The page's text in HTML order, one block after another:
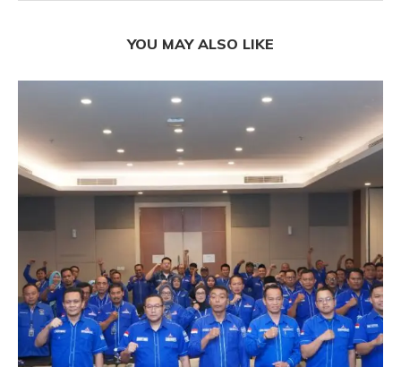
YOU MAY ALSO LIKE